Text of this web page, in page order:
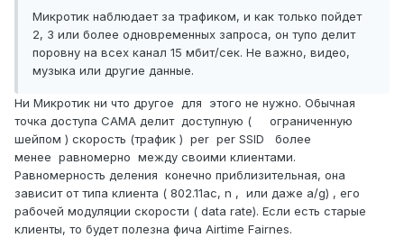
Микротик наблюдает за трафиком, и как только пойдет
2, 3 или более одновременных запроса, он тупо делит
поровну на всех канал 15 мбит/сек. Не важно, видео,
музыка или другие данные.
Ни Микротик ни что другое для этого не нужно. Обычная
точка доступа САМА делит доступную ( ограниченную
шейпом ) скорость (трафик ) per per SSID более
менее равномерно между своими клиентами.
Равномерность деления конечно приблизительная, она
зависит от типа клиента ( 802.11ac, n , или даже а/g) , его
рабочей модуляции скорости ( data rate). Если есть старые
клиенты, то будет полезна фича Airtime Fairnes.